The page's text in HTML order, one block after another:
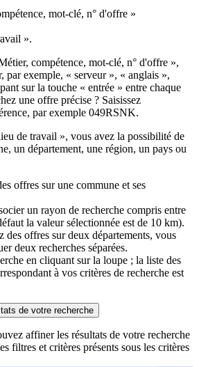
mot-clé, n° d'offre »
».
compétence, mot-clé, n° d'offre »,
par exemple, « serveur », « anglais »,
sur la touche « entrée » entre chaque
une offre précise ? Saisissez
par exemple 049RSNK.
de travail », vous avez la possibilité de
un département, une région, un pays ou
offres sur une commune et ses
un rayon de recherche compris entre
la valeur sélectionnée est de 10 km).
des offres sur deux départements, vous
deux recherches séparées.
en cliquant sur la loupe ; la liste des
à vos critères de recherche est
de votre recherche
affiner les résultats de votre recherche
filtres et critères présents sous les critères